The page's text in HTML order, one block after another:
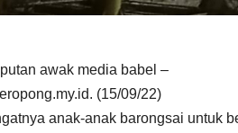
awak media babel –
(15/09/22)
anak-anak barongsai untuk